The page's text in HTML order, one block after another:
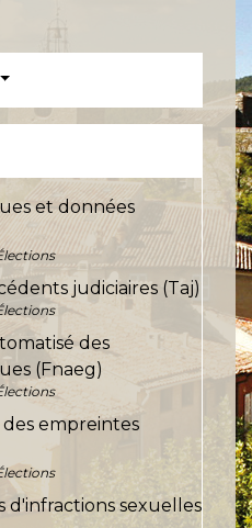
et données
judiciaires (Taj)
des
(Fnaeg)
empreintes
d'infractions sexuelles